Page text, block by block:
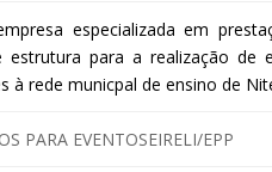
especializada em
estrutura para a realização de
à rede municpal de ensino de
PARA EVENTOSEIRELI/EPP